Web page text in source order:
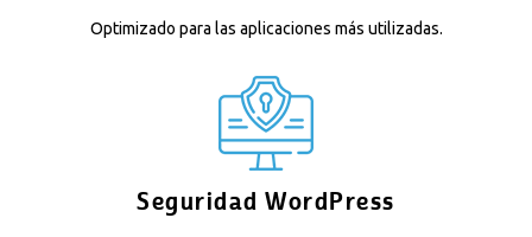
Optimizado para las aplicaciones más utilizadas.
Seguridad WordPress